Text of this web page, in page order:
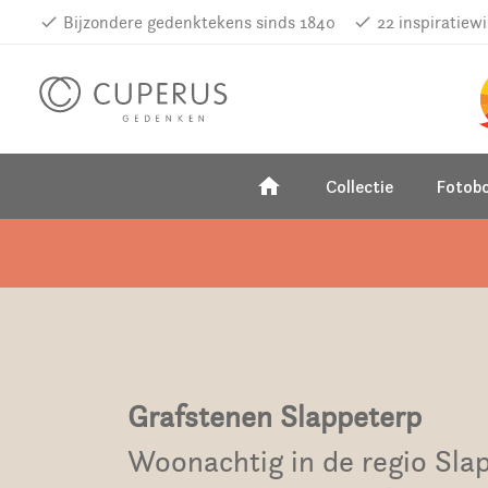
done Bijzondere gedenktekens sinds 1840 done 22
home Collectie
Grafstenen Slappeterp
Woonachtig in de regio